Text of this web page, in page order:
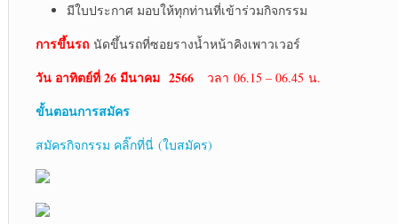
มีใบประกาศ มอบให้ทุกท่านที่เข้าร่วมกิจกรรม
การขึ้นรถ นัดขึ้นรถที่ซอยรางน้ำหน้าคิงเพาวเวอร์
วัน อาทิตย์ที่ 26 มีนาคม 2566วลา 06.15 – 06.45 น.
ขั้นตอนการสมัคร
สมัครกิจกรรม คลิ๊กที่นี่ (ใบสมัคร)